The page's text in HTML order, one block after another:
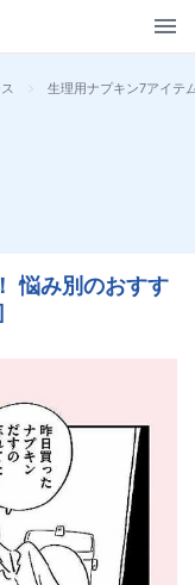
> 生理用ナプキン7アイテ
悩み別のおすす